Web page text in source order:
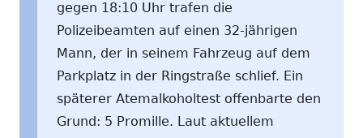
gegen 18:10 Uhr trafen die
Polizeibeamten auf einen 32-jährigen
Mann, der in seinem Fahrzeug auf dem
Parkplatz in der Ringstraße schlief. Ein
späterer Atemalkoholtest offenbarte den
Grund: 5 Promille. Laut aktuellem